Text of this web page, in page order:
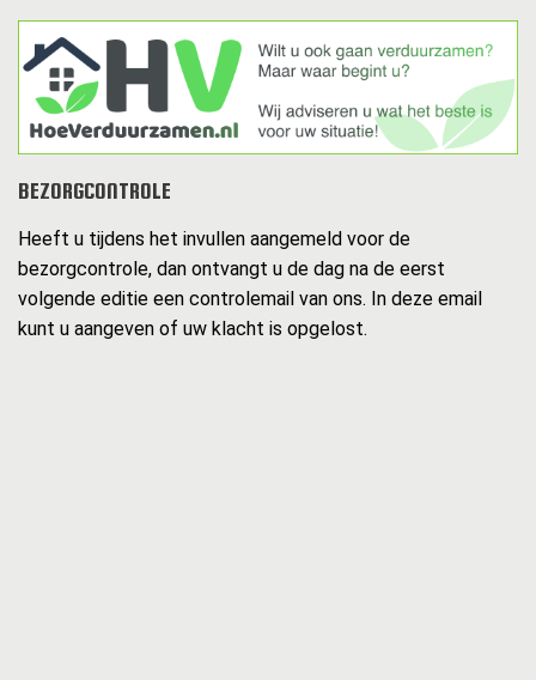
BEZORGCONTROLE
Heeft u tijdens het invullen aangemeld voor de
bezorgcontrole, dan ontvangt u de dag na de eerst
volgende editie een controlemail van ons. In deze email
kunt u aangeven of uw klacht is opgelost.